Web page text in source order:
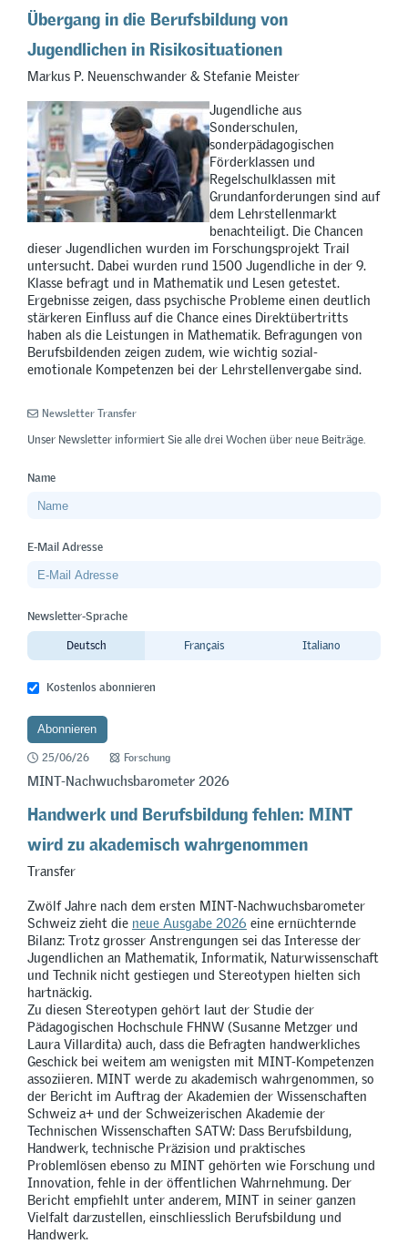
Übergang in die Berufsbildung von
Jugendlichen in Risikosituationen
Markus P. Neuenschwander & Stefanie Meister
Jugendliche aus
Sonderschulen,
sonderpädagogischen
Förderklassen und
Regelschulklassen mit
Grundanforderungen sind auf
dem Lehrstellenmarkt
benachteiligt. Die Chancen
dieser Jugendlichen wurden im Forschungsprojekt Trail
untersucht. Dabei wurden rund 1500 Jugendliche in der 9.
Klasse befragt und in Mathematik und Lesen getestet.
Ergebnisse zeigen, dass psychische Probleme einen deutlich
stärkeren Einfluss auf die Chance eines Direktübertritts
haben als die Leistungen in Mathematik. Befragungen von
Berufsbildenden zeigen zudem, wie wichtig sozial-
emotionale Kompetenzen bei der Lehrstellenvergabe sind.
Newsletter Transfer
Unser Newsletter informiert Sie alle drei Wochen über neue Beiträge.
Name
E-Mail Adresse
Newsletter-Sprache
Deutsch
Français Italiano
Kostenlos abonnieren
25/06/26 Forschung
MINT-Nachwuchsbarometer 2026
Handwerk und Berufsbildung fehlen: MINT
wird zu akademisch wahrgenommen
Transfer
Zwölf Jahre nach dem ersten MINT-Nachwuchsbarometer
Schweiz zieht die neue Ausgabe 2026 eine ernüchternde
Bilanz: Trotz grosser Anstrengungen sei das Interesse der
Jugendlichen an Mathematik, Informatik, Naturwissenschaft
und Technik nicht gestiegen und Stereotypen hielten sich
hartnäckig.
Zu diesen Stereotypen gehört laut der Studie der
Pädagogischen Hochschule FHNW (Susanne Metzger und
Laura Villardita) auch, dass die Befragten handwerkliches
Geschick bei weitem am wenigsten mit MINT-Kompetenzen
assoziieren. MINT werde zu akademisch wahrgenommen, so
der Bericht im Auftrag der Akademien der Wissenschaften
Schweiz a+ und der Schweizerischen Akademie der
Technischen Wissenschaften SATW: Dass Berufsbildung,
Handwerk, technische Präzision und praktisches
Problemlösen ebenso zu MINT gehörten wie Forschung und
Innovation, fehle in der öffentlichen Wahrnehmung. Der
Bericht empfiehlt unter anderem, MINT in seiner ganzen
Vielfalt darzustellen, einschliesslich Berufsbildung und
Handwerk.